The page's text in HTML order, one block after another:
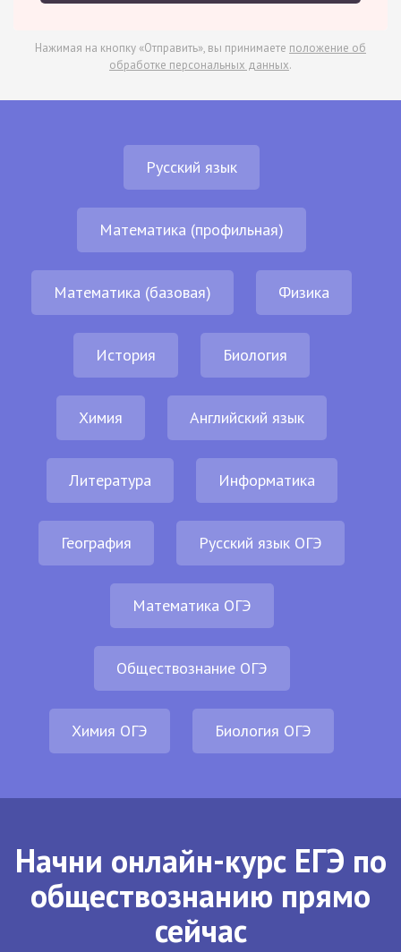
Нажимая на кнопку «Отправить», вы принимаете положение об
обработке персональных данных.
Русский язык
Математика (профильная)
Математика (базовая) Физика
История Биология
Химия Английский язык
Литература Информатика
География Русский язык ОГЭ
Математика ОГЭ
Обществознание ОГЭ
Химия ОГЭ Биология ОГЭ
Начни онлайн-курс ЕГЭ по
обществознанию прямо
сейчас